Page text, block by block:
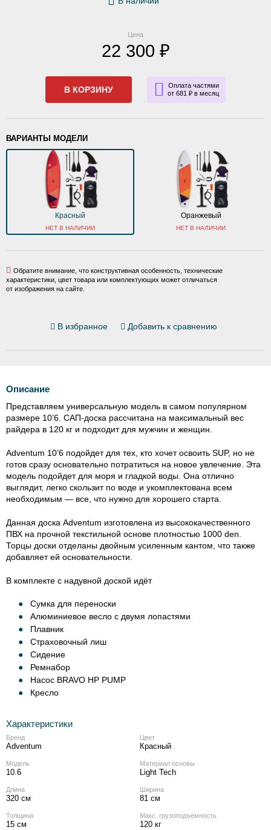
В избранное Добавить к сравнению
Цена
22 300 ₽
В КОРЗИНУ
Оплата частями
от 681 ₽ в месяц
ВАРИАНТЫ МОДЕЛИ
Красный
НЕТ В НАЛИЧИИ
Оранжевый
НЕТ В НАЛИЧИИ
Обратите внимание, что конструктивная особенность, технические
характеристики, цвет товара или комплектующих может отличаться
от изображения на сайте.
Описание
Представляем универсальную модель в самом популярном
размере 10’6. САП-доска рассчитана на максимальный вес
райдера в 120 кг и подходит для мужчин и женщин.
Adventum 10’6 подойдет для тех, кто хочет освоить SUP, но не
готов сразу основательно потратиться на новое увлечение. Эта
модель подойдет для моря и гладкой воды. Она отлично
выглядит, легко скользит по воде и укомплектована всем
необходимым — все, что нужно для хорошего старта.
Данная доска Adventum изготовлена из высококачественного
ПВХ на прочной текстильной основе плотностью 1000 den.
Торцы доски отделаны двойным усиленным кантом, что также
добавляет ей основательности.
В комплекте с надувной доской идёт
Сумка для переноски
Алюминиевое весло с двумя лопастями
Плавник
Страховочный лиш
Сидение
Ремнабор
Насос BRAVO HP PUMP
Кресло
Характеристики
Бренд
Adventum
Цвет
Красный
Модель
10.6
Материал основы
Light Tech
Длина
320 см
Ширина
81 см
Толщина
15 см
Макс. грузоподъемность
120 кг